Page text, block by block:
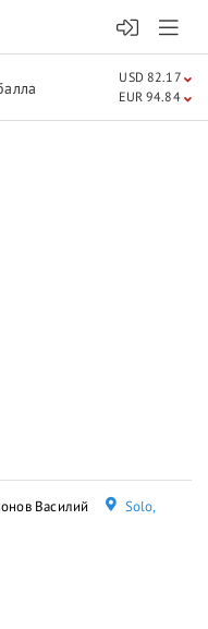
Василий
Solo,
USD 82.17
EUR 94.84